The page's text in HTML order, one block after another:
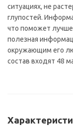
ситуациях, не
глупостей.
что поможет
полезная
окружающим его
состав входят 48